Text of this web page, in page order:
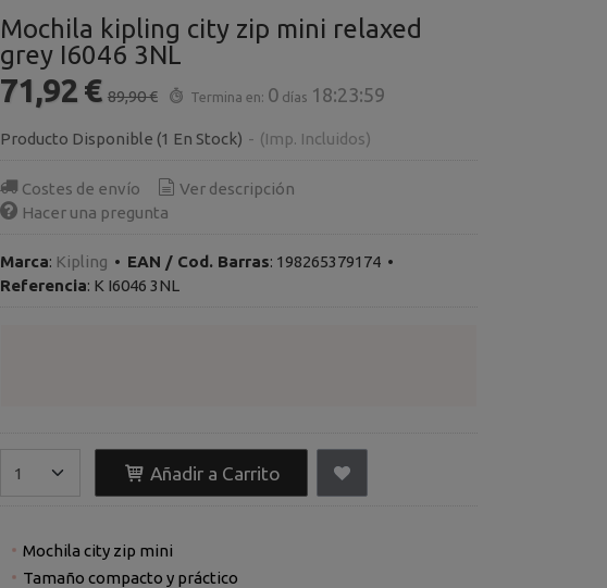
Mochila kipling city zip mini relaxed
grey I6046 3NL
71,92 € 89,90 € Termina en: 0 días 18:23:59
Producto Disponible (1 En Stock) - (Imp. Incluidos)
Costes de envío
Ver descripción
Hacer una pregunta
Marca: Kipling • EAN / Cod. Barras: 198265379174•
Referencia: K I6046 3NL
Añadir a Carrito
Mochila city zip mini
Tamaño compacto y práctico